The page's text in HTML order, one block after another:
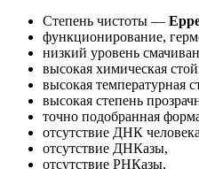
Степень чистоты —
функционирование,
низкий уровень
высокая химическая
высокая температурная
высокая степень
точно подобранная
отсутствие ДНК
отсутствие ДНКазы,
отсутствие РНКазы,